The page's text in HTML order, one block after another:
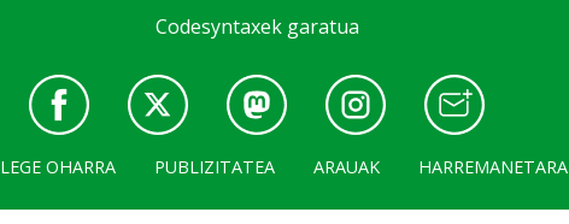
Codesyntaxek garatua
LEGE OHARRA PUBLIZITATEA ARAUAK